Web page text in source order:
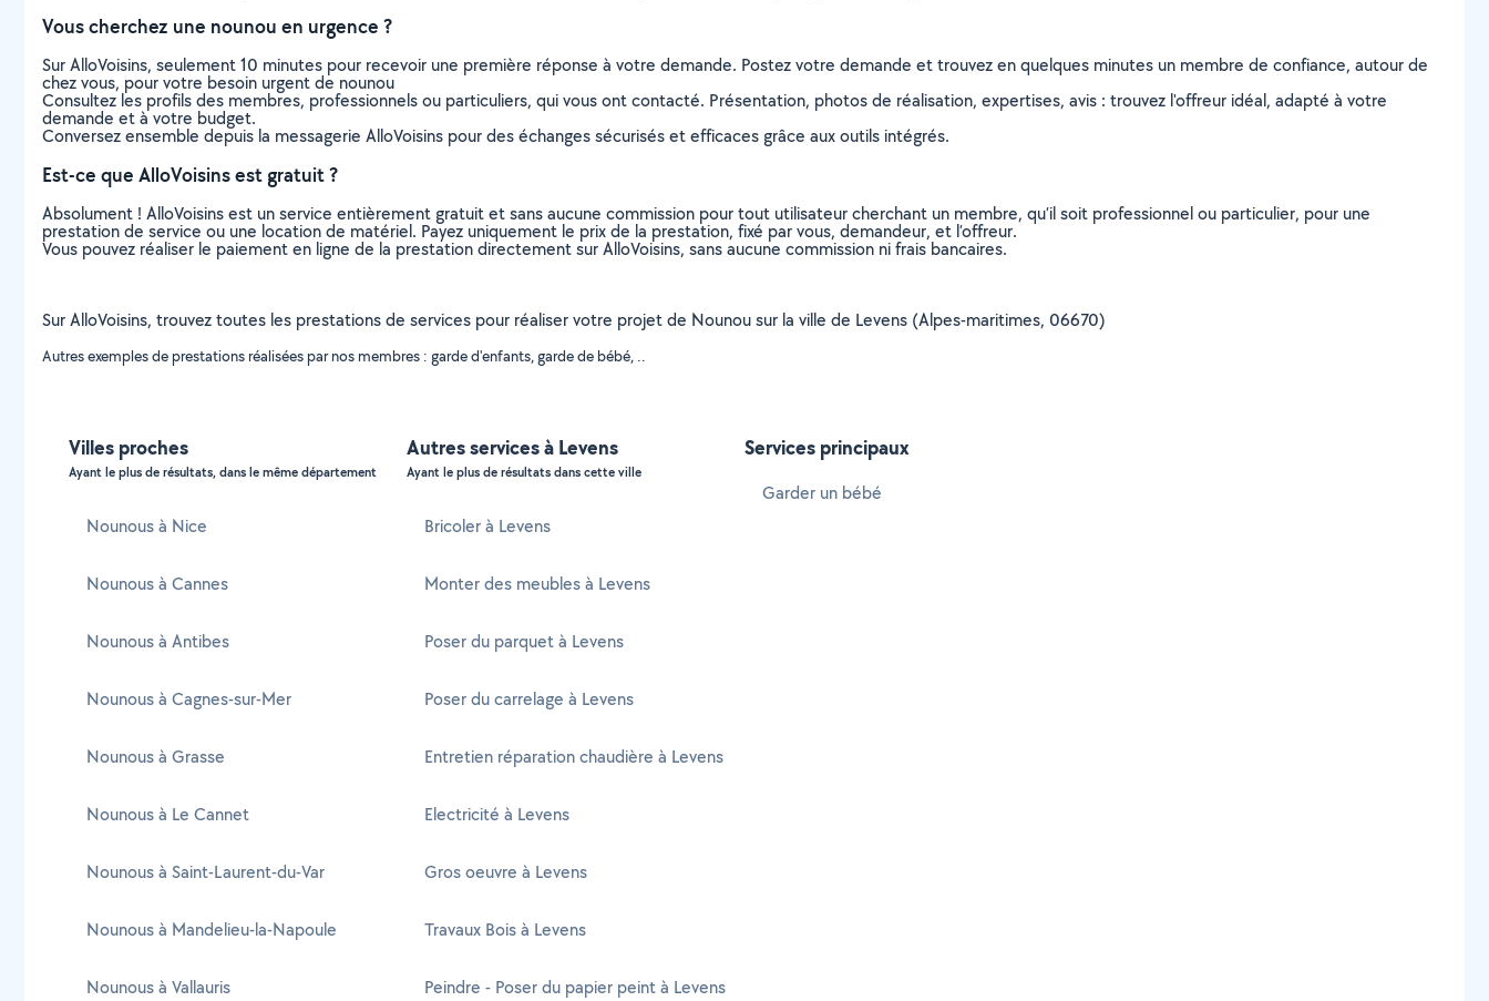
Vous cherchez une nounou en urgence ?
Sur AlloVoisins, seulement 10 minutes pour recevoir une première réponse à votre demande. Postez votre demande et trouvez en quelques minutes un membre de confiance, autour de
chez vous, pour votre besoin urgent de nounou
Consultez les profils des membres, professionnels ou particuliers, qui vous ont contacté. Présentation, photos de réalisation, expertises, avis : trouvez l'offreur idéal, adapté à votre
demande et à votre budget.
Conversez ensemble depuis la messagerie AlloVoisins pour des échanges sécurisés et efficaces grâce aux outils intégrés.
Est-ce que AlloVoisins est gratuit ?
Absolument ! AlloVoisins est un service entièrement gratuit et sans aucune commission pour tout utilisateur cherchant un membre, qu’il soit professionnel ou particulier, pour une
prestation de service ou une location de matériel. Payez uniquement le prix de la prestation, fixé par vous, demandeur, et l’offreur.
Vous pouvez réaliser le paiement en ligne de la prestation directement sur AlloVoisins, sans aucune commission ni frais bancaires.
Sur AlloVoisins, trouvez toutes les prestations de services pour réaliser votre projet de Nounou sur la ville de Levens (Alpes-maritimes, 06670)
Autres exemples de prestations réalisées par nos membres : garde d'enfants, garde de bébé, ..
Villes proches
Ayant le plus de résultats, dans le même département
Nounous à Nice
Nounous à Cannes
Nounous à Antibes
Nounous à Cagnes-sur-Mer
Nounous à Grasse
Nounous à Le Cannet
Nounous à Saint-Laurent-du-Var
Nounous à Mandelieu-la-Napoule
Nounous à Vallauris
Autres services à Levens
Ayant le plus de résultats dans cette ville
Bricoler à Levens
Monter des meubles à Levens
Poser du parquet à Levens
Poser du carrelage à Levens
Entretien réparation chaudière à Levens
Electricité à Levens
Gros oeuvre à Levens
Travaux Bois à Levens
Peindre - Poser du papier peint à Levens
Services principaux
Garder un bébé